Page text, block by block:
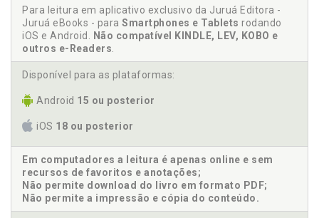
Para leitura em aplicativo exclusivo da Juruá Editora -
Juruá eBooks - para Smartphones e Tablets rodando
iOS e Android.
Não compatível KINDLE, LEV, KOBO e
outros e-Readers
Disponível para as plataformas:
Android 15 ou posterior
iOS 18 ou posterior
Em computadores a leitura é apenas online e sem
recursos de favoritos e anotações;
Não permite download do livro em formato PDF;
Não permite a impressão e cópia do conteúdo.